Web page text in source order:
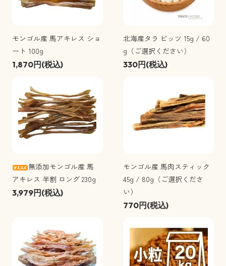
モンゴル産 馬アキレス ショ
ート 100g
1,870円(税込)
北海産タラ ビッツ 15g / 60
g（ご選択ください）
330円(税込)
無添加モンゴル産 馬
アキレス 半割 ロング 230g
3,979円(税込)
モンゴル産 馬肉スティック
45g / 80g（ご選択くださ
い）
770円(税込)